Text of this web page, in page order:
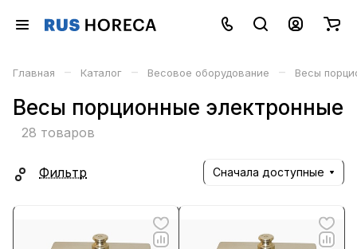
Главная – Каталог – Весовое оборудование – Весы
Весы порционные электронные
28 товаров
Фильтр Сначала доступные